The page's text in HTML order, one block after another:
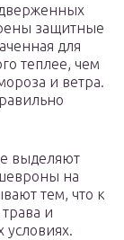
защитные
для
теплее, чем
и ветра.
выделяют
на
тем, что к
и